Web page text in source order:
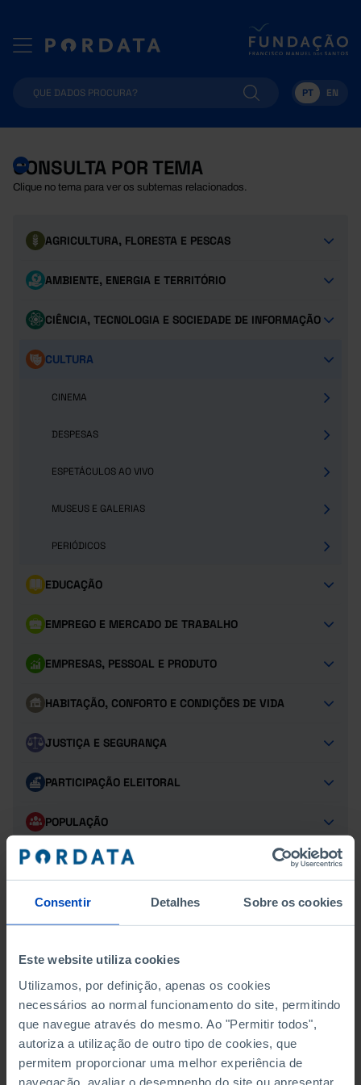
Consentir Detalhes Sobre os cookies
Este website utiliza cookies
Utilizamos, por definição, apenas os cookies
necessários ao normal funcionamento do site, permitindo
que navegue através do mesmo. Ao "Permitir todos",
autoriza a utilização de outro tipo de cookies, que
permitem proporcionar uma melhor experiência de
navegação, avaliar o desempenho do site ou apresentar
PT EN
CONSULTA POR TEMA
Clique no tema para ver os subtemas relacionados.
AGRICULTURA, FLORESTA E PESCAS
AMBIENTE, ENERGIA E TERRITÓRIO
CIÊNCIA, TECNOLOGIA E SOCIEDADE DE INFORMAÇÃO
CULTURA
CINEMA
DESPESAS
ESPETÁCULOS AO VIVO
MUSEUS E GALERIAS
PERIÓDICOS
EDUCAÇÃO
EMPREGO E MERCADO DE TRABALHO
EMPRESAS, PESSOAL E PRODUTO
HABITAÇÃO, CONFORTO E CONDIÇÕES DE VIDA
JUSTIÇA E SEGURANÇA
PARTICIPAÇÃO ELEITORAL
POPULAÇÃO
PROTEÇÃO SOCIAL
SAÚDE
MUSEUS E GALERIAS
GALERIAS DE ARTE: ESPAÇOS